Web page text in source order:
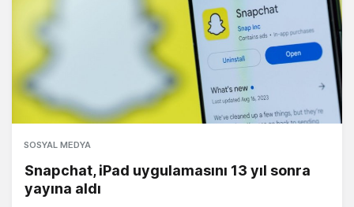
SOSYAL MEDYA
Snapchat, iPad uygulamasını 13 yıl sonra
yayına aldı